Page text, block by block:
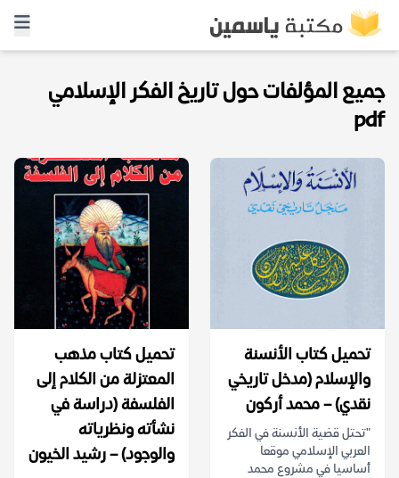
جميع المؤلفات حول تاريخ الفكر الإسلامي
pdf
تحميل كتاب الأنسنة
والإسلام (مدخل تاريخي
نقدي) – محمد أركون
"تحتل قضية الأنسنة في الفكر
العربي الإسلامي موقعا
أساسيا في مشروع محمد
تحميل كتاب مذهب
المعتزلة من الكلام إلى
الفلسفة (دراسة في
نشأته ونظرياته
والوجود) – رشيد الخيون